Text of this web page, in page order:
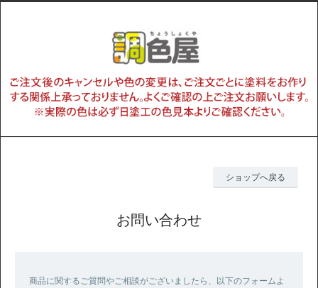
ショップへ戻る
お問い合わせ
商品に関するご質問やご相談がございましたら、以下のフォームよ